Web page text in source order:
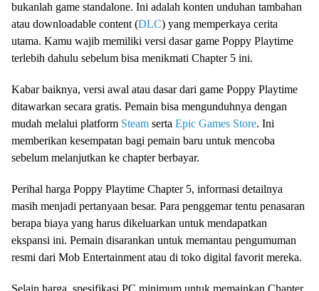
bukanlah game standalone. Ini adalah konten unduhan tambahan
atau downloadable content (DLC) yang memperkaya cerita
utama. Kamu wajib memiliki versi dasar game Poppy Playtime
terlebih dahulu sebelum bisa menikmati Chapter 5 ini.
Kabar baiknya, versi awal atau dasar dari game Poppy Playtime
ditawarkan secara gratis. Pemain bisa mengunduhnya dengan
mudah melalui platform Steam serta Epic Games Store. Ini
memberikan kesempatan bagi pemain baru untuk mencoba
sebelum melanjutkan ke chapter berbayar.
Perihal harga Poppy Playtime Chapter 5, informasi detailnya
masih menjadi pertanyaan besar. Para penggemar tentu penasaran
berapa biaya yang harus dikeluarkan untuk mendapatkan
ekspansi ini. Pemain disarankan untuk memantau pengumuman
resmi dari Mob Entertainment atau di toko digital favorit mereka.